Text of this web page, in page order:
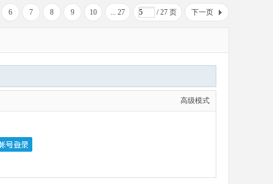
6 7 8 9 10 ... 27 / 27 页 下一页
高级模式